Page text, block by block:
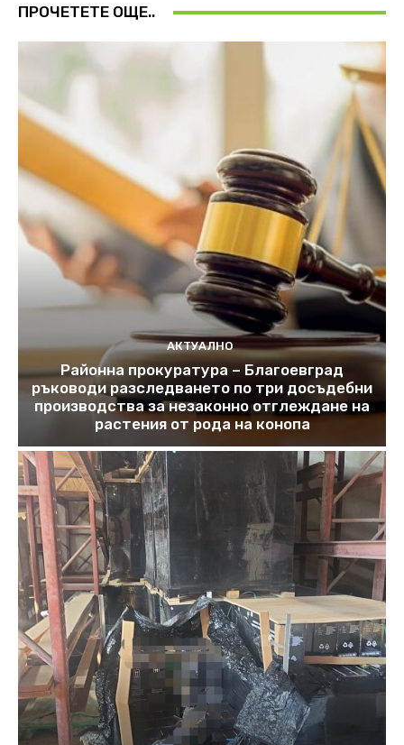
ПРОЧЕТЕТЕ ОЩЕ..
АКТУАЛНО
Районна прокуратура – Благоевград
ръководи разследването по три досъдебни
производства за незаконно отглеждане на
растения от рода на конопа